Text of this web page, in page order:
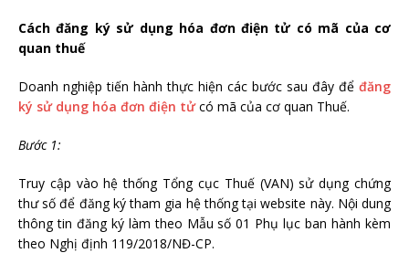
Cách đăng ký sử dụng hóa đơn điện tử có mã của cơ
quan thuế
Doanh nghiệp tiến hành thực hiện các bước sau đây để đăng
ký sử dụng hóa đơn điện tửcó mã của cơ quan Thuế.
Bước 1:
Truy cập vào hệ thống Tổng cục Thuế (VAN) sử dụng chứng
thư số để đăng ký tham gia hệ thống tại website này. Nội dung
thông tin đăng ký làm theo Mẫu số 01 Phụ lục ban hành kèm
theo Nghị định 119/2018/NĐ-CP.